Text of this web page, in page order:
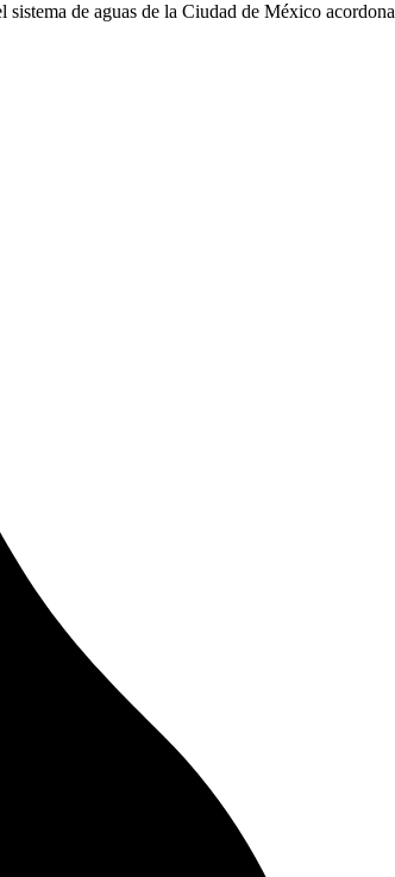
de aguas de la Ciudad de México